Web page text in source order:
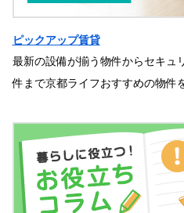
ピックアップ賃貸
最新の設備が揃う物件からセキュ
件まで京都ライフおすすめの物件